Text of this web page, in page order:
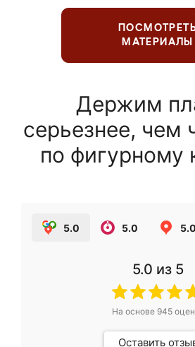
МАТЕРИАЛЫ
Держим
серьезнее, чем
по фигурному
5.0 5.0 5.0
5.0 из 5
На основе 945
Оставить